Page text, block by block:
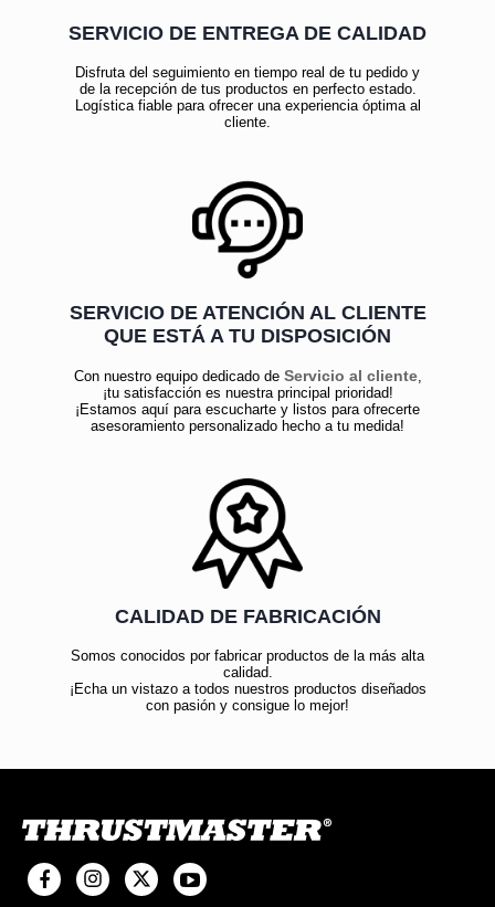
SERVICIO DE ENTREGA DE CALIDAD
Disfruta del seguimiento en tiempo real de tu pedido y
de la recepción de tus productos en perfecto estado.
Logística fiable para ofrecer una experiencia óptima al
cliente.
SERVICIO DE ATENCIÓN AL CLIENTE
QUE ESTÁ A TU DISPOSICIÓN
Con nuestro equipo dedicado de Servicio al cliente,
¡tu satisfacción es nuestra principal prioridad!
¡Estamos aquí para escucharte y listos para ofrecerte
asesoramiento personalizado hecho a tu medida!
CALIDAD DE FABRICACIÓN
Somos conocidos por fabricar productos de la más alta
calidad.
¡Echa un vistazo a todos nuestros productos diseñados
con pasión y consigue lo mejor!